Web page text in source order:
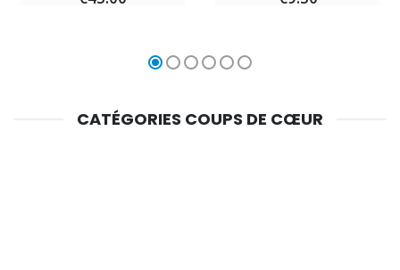
CATÉGORIES COUPS DE CŒUR